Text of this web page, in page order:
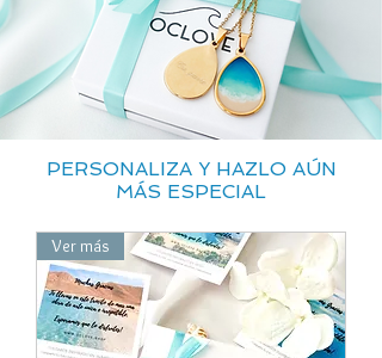
PERSONALIZA Y HAZLO AÚN
MÁS ESPECIAL
Ver más